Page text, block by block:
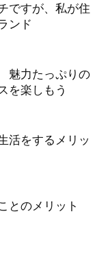
ですが、私が住
ンド
魅力たっぷりの
を楽しもう
活をするメリッ
とのメリット